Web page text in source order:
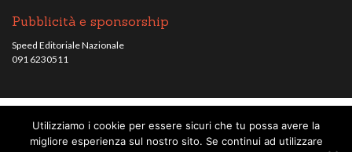
Pubblicità e sponsorship
Speed Editoriale Nazionale
091 6230511
© Taobuk, festival letterario internazionale 2013/2021 - Tutti i contenuti del
sito sono coperti da copyright - C.F. 96010220836.note legali.
Utilizziamo i cookie per essere sicuri che tu possa avere la
migliore esperienza sul nostro sito. Se continui ad utilizzare